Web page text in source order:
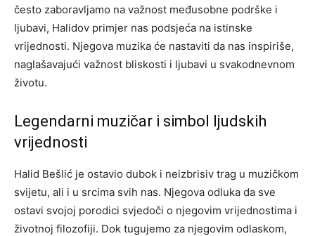
često zaboravljamo na važnost međusobne podrške i
ljubavi, Halidov primjer nas podsjeća na istinske
vrijednosti. Njegova muzika će nastaviti da nas inspiriše,
naglašavajući važnost bliskosti i ljubavi u svakodnevnom
životu.
Legendarni muzičar i simbol ljudskih
vrijednosti
Halid Bešlić je ostavio dubok i neizbrisiv trag u muzičkom
svijetu, ali i u srcima svih nas. Njegova odluka da sve
ostavi svojoj porodici svjedoči o njegovim vrijednostima i
životnoj filozofiji. Dok tugujemo za njegovim odlaskom,